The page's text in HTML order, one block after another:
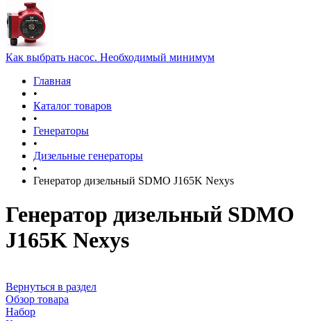
Как выбрать насос. Необходимый минимум
Главная
•
Каталог товаров
•
Генераторы
•
Дизельные генераторы
•
Генератор дизельный SDMO J165K Nexys
Генератор дизельный SDMO
J165K Nexys
Вернуться в раздел
Обзор товара
Набор